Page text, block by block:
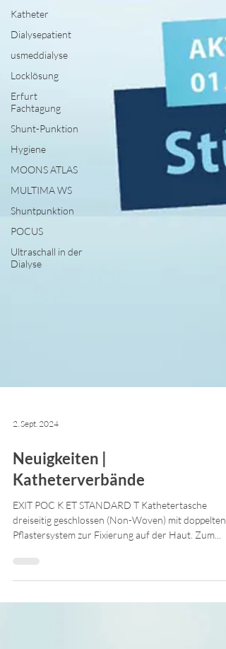
Katheter
Dialysepatient
usmeddialyse
Locklösung
Erfurt
Fachtagung
Shunt-Punktion
Hygiene
MOONS ATLAS
MULTIMA WS
Shuntpunktion
POCUS
Ultraschall in der
Dialyse
2. Sept. 2024
Neuigkeiten |
Katheterverbände
Pflastersystem zur Fixierung auf der Haut. Zum...